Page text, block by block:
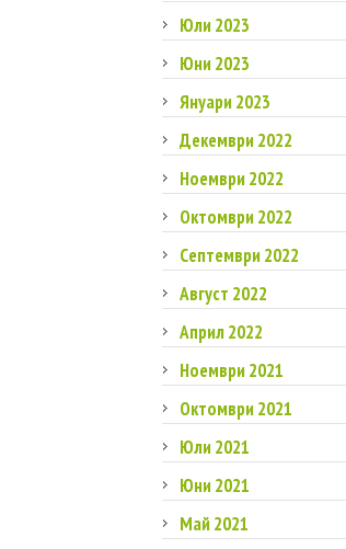
Юли 2023
Юни 2023
Януари 2023
Декември 2022
Ноември 2022
Октомври 2022
Септември 2022
Август 2022
Април 2022
Ноември 2021
Октомври 2021
Юли 2021
Юни 2021
Май 2021